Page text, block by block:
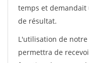
temps et demandait
de résultat.
L'utilisation de notre
permettra de